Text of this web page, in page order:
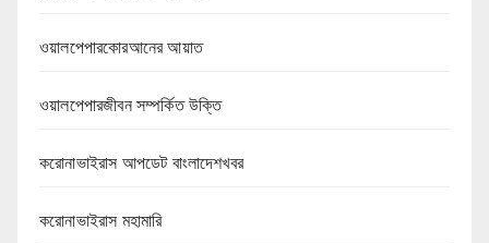
ওয়ালপেপারকোরআনের আয়াত
ওয়ালপেপারজীবন সম্পর্কিত উক্তি
করোনাভাইরাস আপডেট বাংলাদেশখবর
করোনাভাইরাস মহামারি